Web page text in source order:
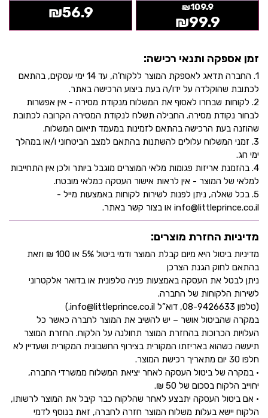
₪109.9
₪99.9
₪56.9
זמן אספקה ותנאי רכישה:
1. החברה תדאג לאספקת המוצר ללקוח'ה, עד 14 ימי עסקים, בהתאם
לכתובת שהוקלדה על ידו/ה בעת ביצוע הרכישה באתר.
2. לקוחות שבחרו לאסוף את המשלוח מנקודת מסירה - אין אפשרות
לבחור נקודת מסירה. החבילה תשלח לנקודת המסירה הקרובה לכתובת
שהוזנה בעת הרכישה בהתאם לזמינות במעמד תיאום המשלוח.
3. זמני המשלוח עלולים להשתנות בהתאם למצב הביטחוני ו/או במהלך
ימי חג.
4. בהזמנת אריזות פגומות מלאי המוצרים מוגבל ביותר ולכן אין התחייבות
למלאי של המוצר - אין לראות אישור העסקה כמלאי מובטח.
5. בכל שאלה, ניתן לפנות לשירות לקוחות באמצעות מייל -
info@littleprince.co.il או בצור קשר באתר.
מדיניות החזרת מוצרים:
מדיניות ביטול היא מיום קבלת המוצר ודמי ביטול 5% או 100 ₪ וזאת
בהתאם לחוק הגנת הצרכן
ניתן לבטל את העסקה באמצעות פניה טלפונית או בדואר אלקטרוני
לשירות הלקוחות של החברה.
(טלפון 08-9426633, דוא”ל info@littleprince.co.il.)
במקרה שהביטול אושר – יש להשיב את המוצר לחברה כאשר כל
העלויות הכרוכות בהחזרת המוצר תחולנה על הלקוח. החזרת המוצר
תיעשה כשהוא באריזתו המקורית בצירוף החשבונית המקורית ושעדיין לא
חלפו 30 יום מתאריך רכישת המוצר.
• במקרה של ביטול העסקה לאחר יציאת המשלוח ממשרדי החברה,
יחוייב הלקוח בסכום של 50 ₪.
• אם ביטול העסקה יתבצע לאחר שהלקוח כבר קיבל את המוצר לרשותו,
הלקוח יישא בעלות משלוח המוצר חזרה לחברה, זאת בנוסף לדמי